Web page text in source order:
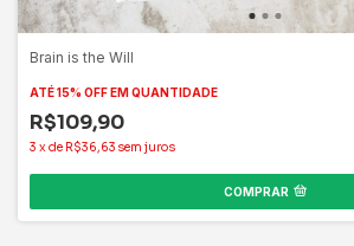
Brain is the Will
ATÉ 15% OFFEM QUANTIDADE
R$109,90
3 xde R$36,63 sem juros
COMPRAR